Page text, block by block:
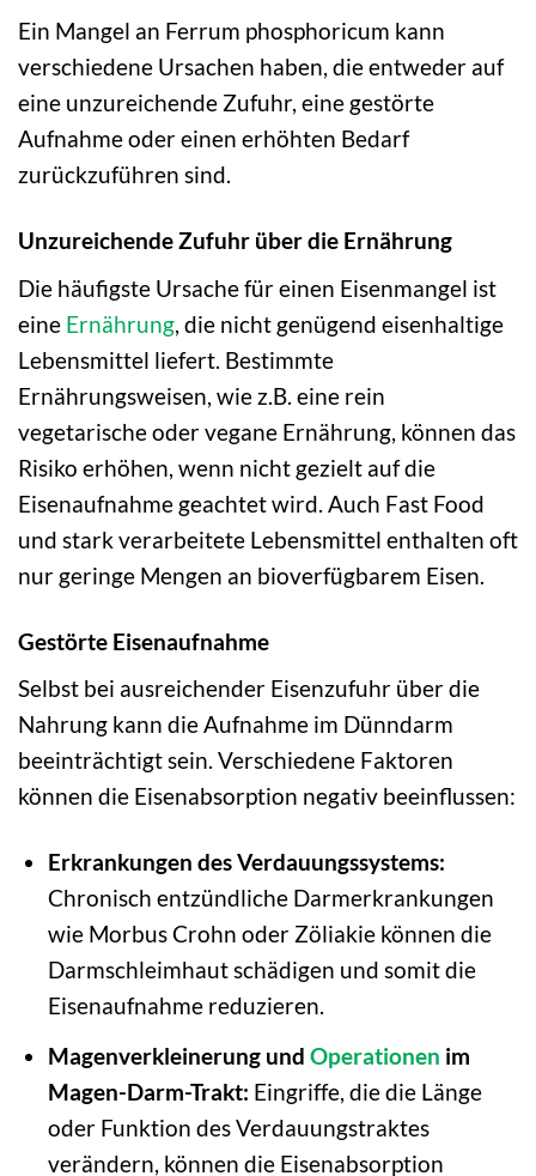
Ein Mangel an Ferrum phosphoricum kann
verschiedene Ursachen haben, die entweder auf
eine unzureichende Zufuhr, eine gestörte
Aufnahme oder einen erhöhten Bedarf
zurückzuführen sind.
Unzureichende Zufuhr über die Ernährung
Die häufigste Ursache für einen Eisenmangel ist
eine Ernährung, die nicht genügend eisenhaltige
Lebensmittel liefert. Bestimmte
Ernährungsweisen, wie z.B. eine rein
vegetarische oder vegane Ernährung, können das
Risiko erhöhen, wenn nicht gezielt auf die
Eisenaufnahme geachtet wird. Auch Fast Food
und stark verarbeitete Lebensmittel enthalten oft
nur geringe Mengen an bioverfügbarem Eisen.
Gestörte Eisenaufnahme
Selbst bei ausreichender Eisenzufuhr über die
Nahrung kann die Aufnahme im Dünndarm
beeinträchtigt sein. Verschiedene Faktoren
können die Eisenabsorption negativ beeinflussen:
Erkrankungen des Verdauungssystems:
Chronisch entzündliche Darmerkrankungen
wie Morbus Crohn oder Zöliakie können die
Darmschleimhaut schädigen und somit die
Eisenaufnahme reduzieren.
Magenverkleinerung und Operationen im
Magen-Darm-Trakt: Eingriffe, die die Länge
oder Funktion des Verdauungstraktes
verändern, können die Eisenabsorption